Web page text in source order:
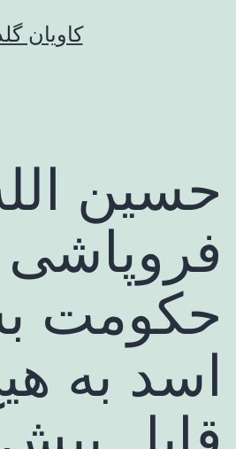
کاویان
حسین
فروپاشی
حکومت
اسد به